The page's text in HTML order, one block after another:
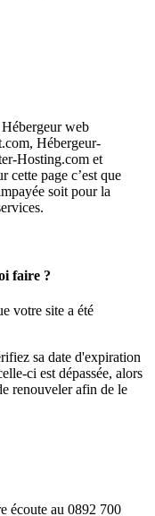
web
Hébergeur-
Hosting.com et
cette page c’est que
soit pour la
faire ?
votre site a été
sa date d'expiration
ci est dépassée, alors
renouveler afin de le
écoute au 0892 700